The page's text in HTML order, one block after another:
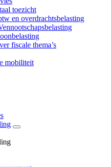
toezicht
en overdrachtsbelasting
fiscale thema’s
mobiliteit